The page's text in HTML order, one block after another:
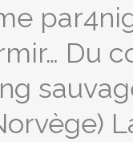
Du